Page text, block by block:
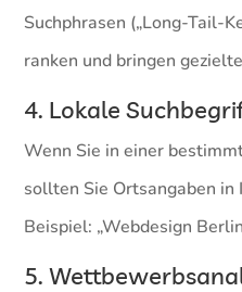
Suchphrasen („Long-Tail-
ranken und bringen
4. Lokale
Wenn Sie in einer
sollten Sie Ortsangaben in
Beispiel: „Webdesign
5.